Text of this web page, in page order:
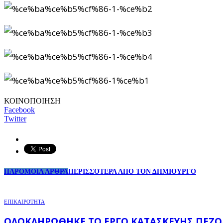
ΚΟΙΝΟΠΟΙΗΣΗ
Facebook
Twitter
ΠΑΡΟΜΟΙΑ ΑΡΘΡΑΠΕΡΙΣΣΟΤΕΡΑ ΑΠΟ ΤΟΝ ΔΗΜΙΟΥΡΓΟ
ΕΠΙΚΑΙΡΟΤΗΤΑ